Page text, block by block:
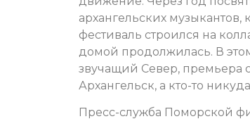
архангельских музыкантов,
фестиваль строился на
домой продолжилась. В
звучащий Север, премьера
Архангельск, а кто-то
Пресс-служба Поморской